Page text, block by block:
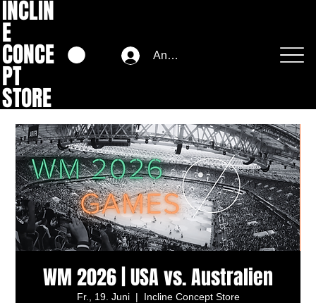
INCLIN
E
CONCE
PT
STORE
Anmelden
WM 2026 | USA vs. Australien
Fr., 19. Juni
  |
Incline Concept Store